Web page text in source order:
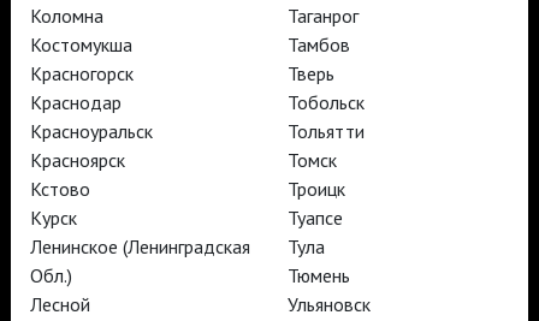
TheatreHD
TheatreHD Опера
TheatreHD Балет в кино
АРТ-ЛЕКТОРИЙ В КИНО
TheatreHD
АРТ-ЛЕКТОРИЙ В КИНО
TheatreHD
Коломна
Костомукша
Красногорск
Краснодар
Красноуральск
Красноярск
Кстово
Курск
Ленинское (Ленинградская
Обл.)
Лесной
Таганрог
Тамбов
Тверь
Тобольск
Тольятти
Томск
Троицк
Туапсе
Тула
Тюмень
Ульяновск